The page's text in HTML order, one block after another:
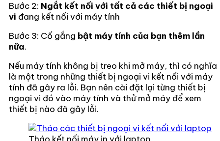
Bước 2: Ngắt kết nối với tất cả các thiết bị ngoại
vi đang kết nối với máy tính
Bước 3: Cố gắng bật máy tính của bạn thêm lần
nữa.
Nếu máy tính không bị treo khi mở máy, thì có nghĩa
là một trong những thiết bị ngoại vi kết nối với máy
tính đã gây ra lỗi. Bạn nên cài đặt lại từng thiết bị
ngoại vi đó vào máy tính và thử mở máy để xem
thiết bị nào đã gây lỗi.